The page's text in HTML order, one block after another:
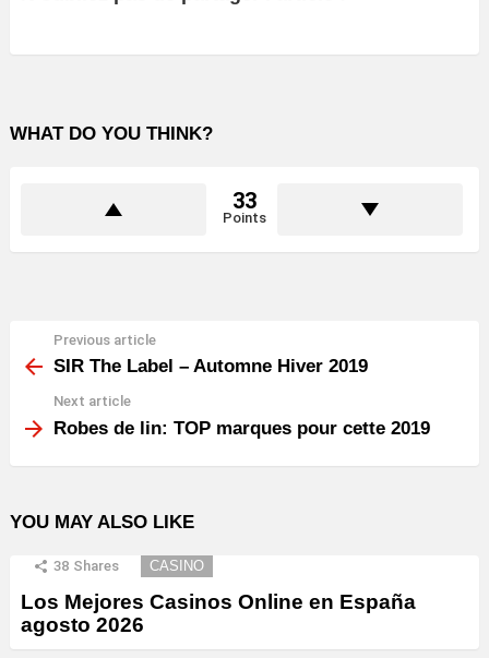
WHAT DO YOU THINK?
33
Points
more
Previous article
SIR The Label – Automne Hiver 2019
Next article
Robes de lin: TOP marques pour cette 2019
YOU MAY ALSO LIKE
38 Shares CASINO
Los Mejores Casinos Online en España
agosto 2026